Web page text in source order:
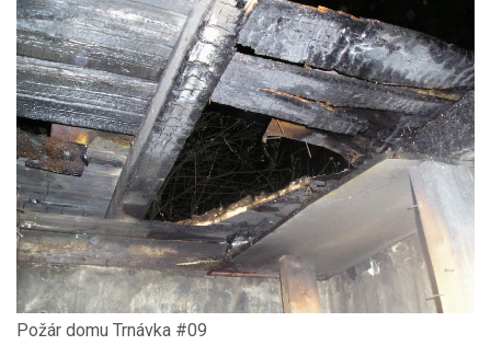
Požár domu Trnávka #09